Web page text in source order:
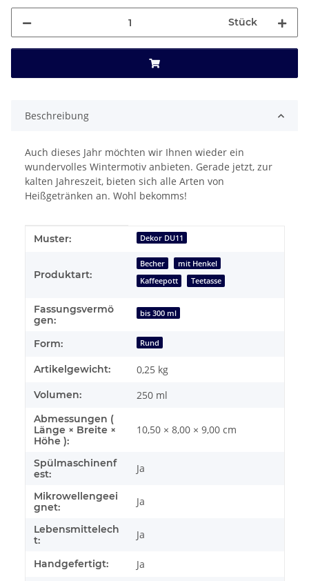
Stück
Beschreibung
Auch dieses Jahr möchten wir Ihnen wieder ein
wundervolles Wintermotiv anbieten. Gerade jetzt, zur
kalten Jahreszeit, bieten sich alle Arten von
Heißgetränken an. Wohl bekomms!
Produkteigenschaft
Wert
Muster: Dekor DU11
Produktart:
Becher
mit Henkel
Kaffeepott
Teetasse
Fassungsvermö
gen:
bis 300 ml
Form: Rund
Artikelgewicht: 0,25 kg
Volumen: 250 ml
Abmessungen (
Länge × Breite ×
Höhe ):
10,50 × 8,00 × 9,00 cm
Spülmaschinenf
est:
Ja
Mikrowellengeei
gnet:
Ja
Lebensmittelech
t:
Ja
Handgefertigt: Ja